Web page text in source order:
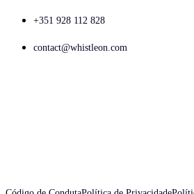
+351 928 112 828
contact@whistleon.com